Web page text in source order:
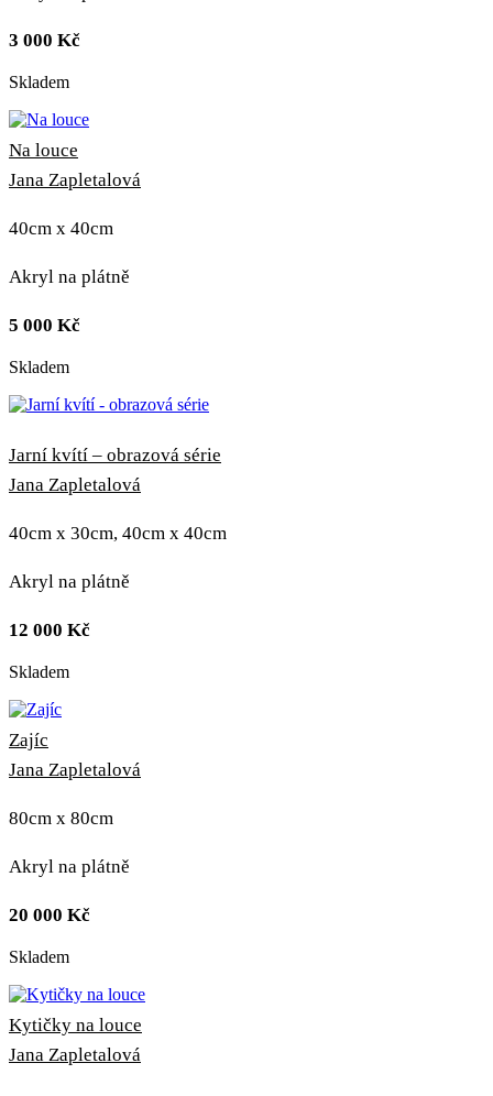
3 000 Kč
Skladem
Na louce
Jana Zapletalová
40cm x 40cm
Akryl na plátně
5 000 Kč
Skladem
Jarní kvítí – obrazová série
Jana Zapletalová
40cm x 30cm, 40cm x 40cm
Akryl na plátně
12 000 Kč
Skladem
Zajíc
Jana Zapletalová
80cm x 80cm
Akryl na plátně
20 000 Kč
Skladem
Kytičky na louce
Jana Zapletalová